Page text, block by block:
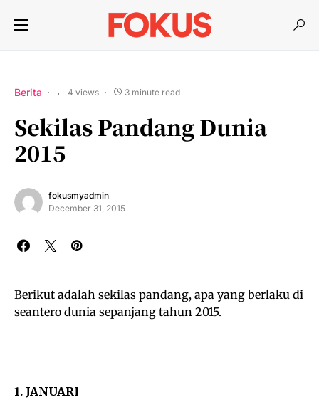
Berita 4 views 3 minute read
Sekilas Pandang Dunia
2015
fokusmyadmin
December 31, 2015
Berikut adalah sekilas pandang, apa yang berlaku di
seantero dunia sepanjang tahun 2015.
1. JANUARI